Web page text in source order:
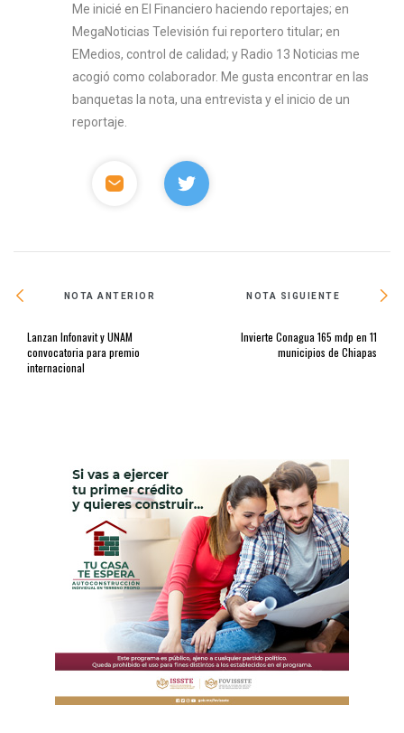
Me inicié en El Financiero haciendo reportajes; en
MegaNoticias Televisión fui reportero titular; en
EMedios, control de calidad; y Radio 13 Noticias me
acogió como colaborador. Me gusta encontrar en las
banquetas la nota, una entrevista y el inicio de un
reportaje.
NOTA ANTERIOR
Lanzan Infonavit y UNAM
convocatoria para premio
internacional
NOTA SIGUIENTE
Invierte Conagua 165 mdp en 11
municipios de Chiapas